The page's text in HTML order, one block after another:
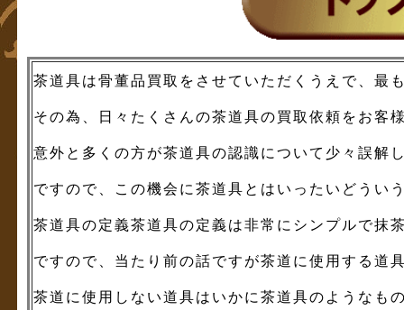
茶道具は骨董品買取をさせていただくうえで、最
その為、日々たくさんの茶道具の買取依頼をお客
意外と多くの方が茶道具の認識について少々誤解
ですので、この機会に茶道具とはいったいどうい
茶道具の定義茶道具の定義は非常にシンプルで抹
ですので、当たり前の話ですが茶道に使用する道
茶道に使用しない道具はいかに茶道具のようなも